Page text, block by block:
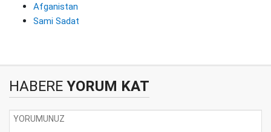
Afganistan
Sami Sadat
HABERE YORUM KAT